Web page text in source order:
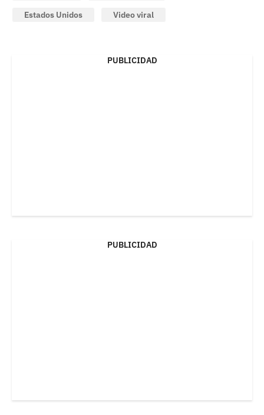
Estados Unidos
Video viral
PUBLICIDAD
PUBLICIDAD